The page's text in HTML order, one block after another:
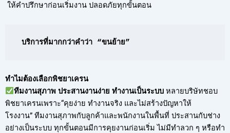
ให้คำปรึกษาก่อนเริ่มงาน ปลอดภัยทุกขั้นตอน
บริการที่มากกว่าคำว่า “ขนย้าย”
ทำไมต้องเลือกพิชยาเครน
ทีมงานสุภาพ ประสานงานง่าย ทำงานเป็นระบบ หลายบริษัทชอบ
พิชยาเครนเพราะ“คุยง่าย ทำงานจริง และไม่สร้างปัญหาให้
โรงงาน” ทีมงานสุภาพกับลูกค้าและพนักงานในพื้นที่ ประสานกับช่าง
อย่างเป็นระบบ ทุกขั้นตอนมีการคุยงานก่อนเริ่ม ไม่มีทำลวก ๆ หรือทำ